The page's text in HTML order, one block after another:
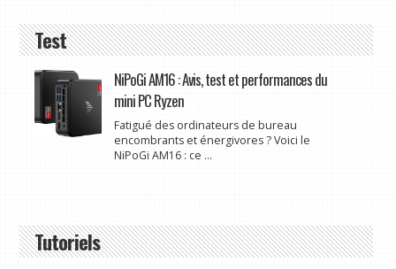
Test
NiPoGi AM16 : Avis, test et performances du
mini PC Ryzen
Fatigué des ordinateurs de bureau
encombrants et énergivores ? Voici le
NiPoGi AM16 : ce ...
Tutoriels